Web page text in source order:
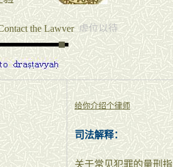
给你介绍个律师
司法解释：
关于常见犯罪的量刑指